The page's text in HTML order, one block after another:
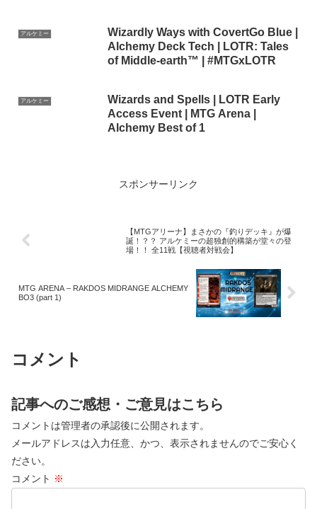
アルケミー
Wizardly Ways with CovertGo Blue |
Alchemy Deck Tech | LOTR: Tales
of Middle-earth™ | #MTGxLOTR
アルケミー
Wizards and Spells | LOTR Early
Access Event | MTG Arena |
Alchemy Best of 1
スポンサーリンク
【MTGアリーナ】まさかの『釣りデッキ』が爆
誕！？？ アルケミーの超独創的構築が堂々の登
場！！ 全11戦【視聴者対戦会】
MTG ARENA – RAKDOS MIDRANGE ALCHEMY
BO3 (part 1)
コメント
記事へのご感想・ご意見はこちら
コメントは管理者の承認後に公開されます。
メールアドレスは入力任意、かつ、表示されませんのでご安心く
ださい。
コメント ※